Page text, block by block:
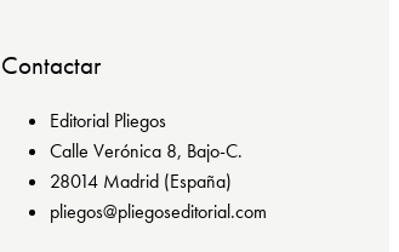
Contactar
Editorial Pliegos
Calle Verónica 8, Bajo-C.
28014 Madrid (España)
pliegos@pliegoseditorial.com